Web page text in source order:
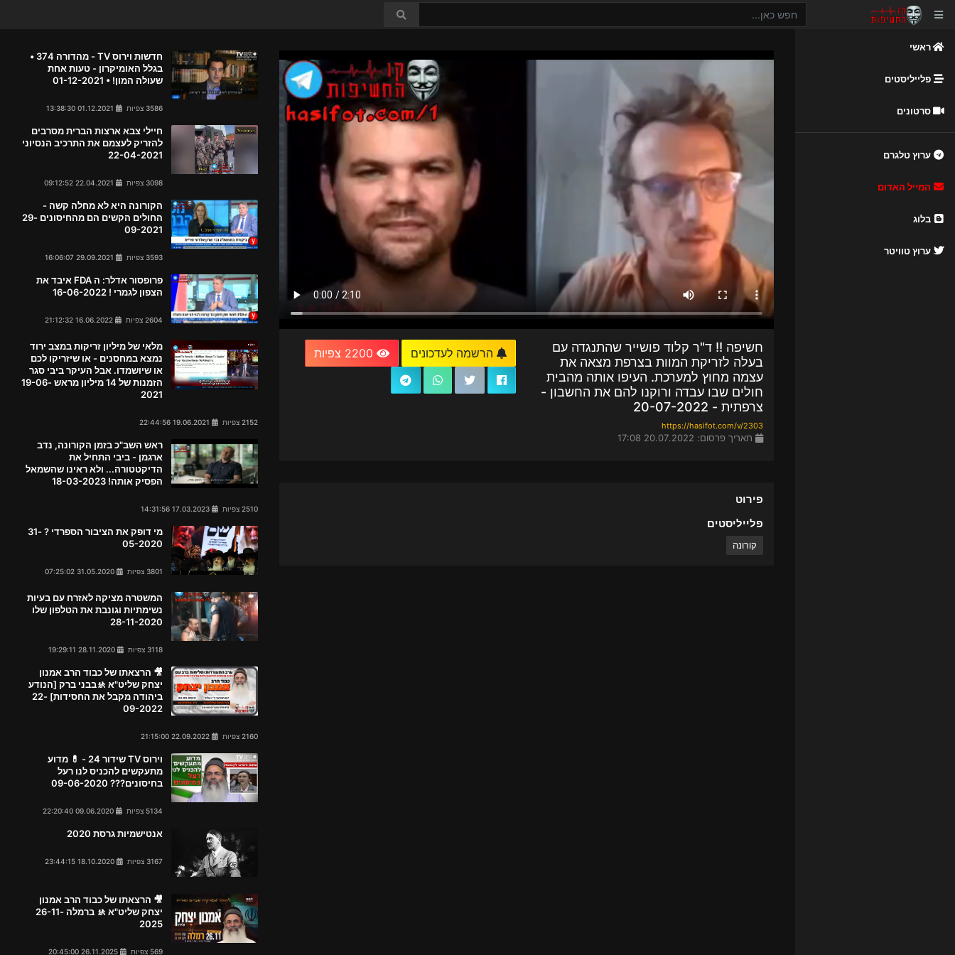
ראשי
פלייליסטים
סרטונים
ערוץ טלגרם
המייל האדום
בלוג
ערוץ טוויטר
חשיפה !! ד"ר קלוד פושייר שהתנגדה עם
בעלה לזריקת המוות בצרפת מצאה את
עצמה מחוץ למערכת. העיפו אותה מהבית
חולים שבו עבדה ורוקנו להם את החשבון -
צרפתית - 20-07-2022
https://hasifot.com/v/2303
תאריך פרסום: 20.07.2022 17:08
הרשמה לעדכונים
פירוט
פלייליסטים
קורונה
חדשות וירוס TV - מהדורה 374 •
בגלל האומיקרון - טעות אחת
שעולה המון! • 01-12-2021
3586 צפיות
חיילי צבא ארצות הברית מסרבים
להזריק לעצמם את התרכיב הנסיוני
22-04-2021
3098 צפיות
הקורונה היא לא מחלה קשה -
החולים הקשים הם מהחיסונים 29-
09-2021
3593 צפיות
פרופסור אדלר: ה FDA איבד את
הצפון לגמרי ! 16-06-2022
2604 צפיות
מלאי של מיליון זריקות במצב ירוד
נמצא במחסנים - או שיזריקו לכם
או שיושמדו. אבל העיקר ביבי סגר
הזמנות של 14 מיליון מראש 19-06-
2021
2152 צפיות
ראש השב"כ בזמן הקורונה, נדב
ארגמן - ביבי התחיל את
הדיקטטורה... ולא ראינו שהשמאל
הפסיק אותה! 18-03-2023
2510 צפיות
מי דופק את הציבור הספרדי ? 31-
05-2020
3801 צפיות
המשטרה מציקה לאזרח עם בעיות
נשימתיות וגונבת את הטלפון שלו
28-11-2020
3118 צפיות
🎥 הרצאתו של כבוד הרב אמנון
יצחק שליט"א 🚸בבני ברק [הנודע
ביהודה מקבל את החסידות] 22-
09-2022
2160 צפיות
וירוס TV שידור 24 - 💊 מדוע
מתעקשים להכניס לנו רעל
בחיסונים??? 09-06-2020
5134 צפיות
אנטישמיות גרסת 2020
3167 צפיות
🎥 הרצאתו של כבוד הרב אמנון
יצחק שליט"א 🚸 ברמלה 26-11-
2025
569 צפיות